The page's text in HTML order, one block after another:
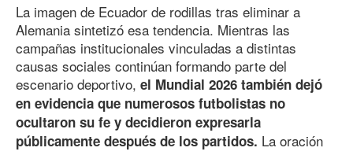
La imagen de Ecuador de rodillas tras eliminar a
Alemania sintetizó esa tendencia. Mientras las
campañas institucionales vinculadas a distintas
causas sociales continúan formando parte del
escenario deportivo, el Mundial 2026 también dejó
en evidencia que numerosos futbolistas no
ocultaron su fe y decidieron expresarla
públicamente después de los partidos. La oración